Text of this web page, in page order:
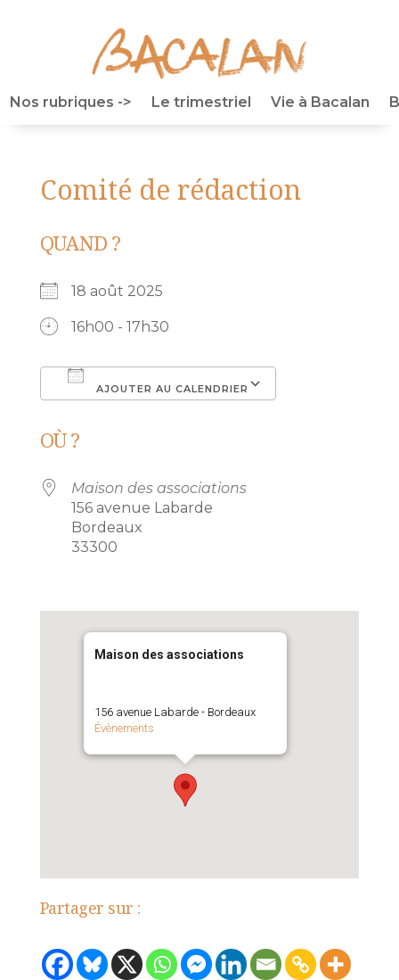
Nos rubriques -> Le trimestriel Vie à Bacalan
Comité de rédaction
QUAND ?
18 août 2025
16h00 - 17h30
AJOUTER AU CALENDRIER
OÙ ?
Maison des associations
156 avenue Labarde
Bordeaux
33300
Maison des associations
156 avenue Labarde - Bordeaux
Évènements
Partager sur :